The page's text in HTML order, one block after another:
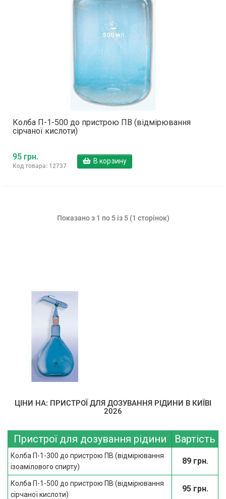
Колба П-1-500 до пристрою ПВ (відмірювання
сірчаної кислоти)
95 грн.
Код товара: 12737
В корзину
Показано з 1 по 5 із 5 (1 сторінок)
ЦІНИ НА: ПРИСТРОЇ ДЛЯ ДОЗУВАННЯ РІДИНИ В КИЇВІ
2026
Пристрої для дозування рідини Вартість
Колба П-1-300 до пристрою ПВ (відмірювання
ізоамілового спирту)
89 грн.
Колба П-1-500 до пристрою ПВ (відмірювання
сірчаної кислоти)
95 грн.